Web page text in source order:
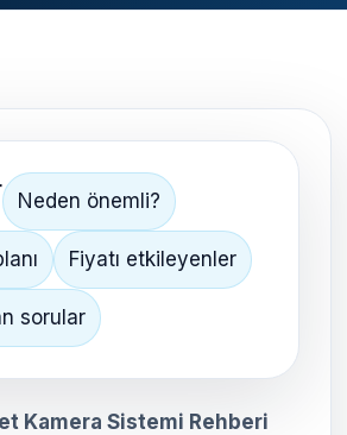
Neden önemli?
Fiyatı etkileyenler
sorular
Kamera Sistemi Rehberi